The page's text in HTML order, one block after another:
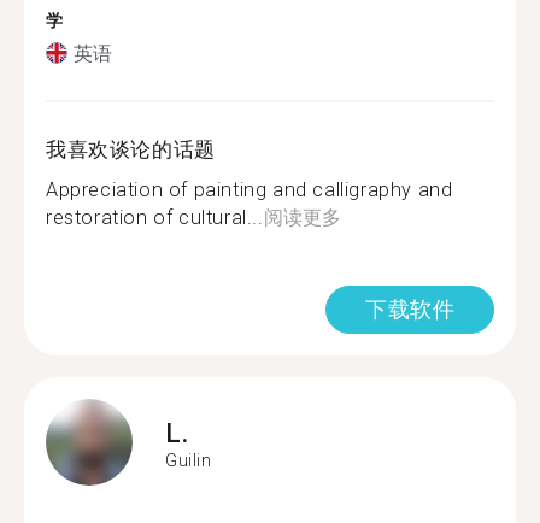
学
英语
我喜欢谈论的话题
Appreciation of painting and calligraphy and
restoration of cultural... 阅读更多
下载软件
L.
Guilin